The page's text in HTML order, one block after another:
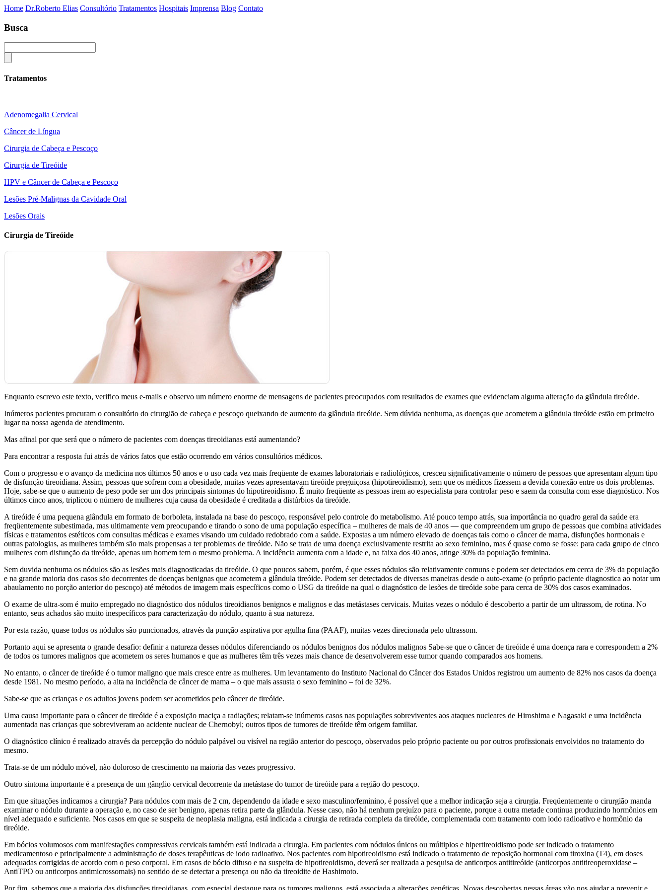
Home Dr.Roberto Elias Consultório Tratamentos Hospitais Imprensa Blog Contato
Busca
Tratamentos
Adenomegalia Cervical
Câncer de Língua
Cirurgia de Cabeça e Pescoço
Cirurgia de Tireóide
HPV e Câncer de Cabeça e Pescoço
Lesões Pré-Malignas da Cavidade Oral
Lesões Orais
Cirurgia de Tireóide
Enquanto escrevo este texto, verifico meus e-mails e observo um número enorme de mensagens de pacientes preocupados com resultados de exames que evidenciam alguma alteração da glândula tireóide.
Inúmeros pacientes procuram o consultório do cirurgião de cabeça e pescoço queixando de aumento da glândula tireóide. Sem dúvida nenhuma, as doenças que acometem a glândula tireóide estão em primeiro
lugar na nossa agenda de atendimento.
Mas afinal por que será que o número de pacientes com doenças tireoidianas está aumentando?
Para encontrar a resposta fui atrás de vários fatos que estão ocorrendo em vários consultórios médicos.
Com o progresso e o avanço da medicina nos últimos 50 anos e o uso cada vez mais freqüente de exames laboratoriais e radiológicos, cresceu significativamente o número de pessoas que apresentam algum tipo
de disfunção tireoidiana. Assim, pessoas que sofrem com a obesidade, muitas vezes apresentavam tireóide preguiçosa (hipotireoidismo), sem que os médicos fizessem a devida conexão entre os dois problemas.
Hoje, sabe-se que o aumento de peso pode ser um dos principais sintomas do hipotireoidismo. É muito freqüente as pessoas irem ao especialista para controlar peso e saem da consulta com esse diagnóstico. Nos
últimos cinco anos, triplicou o número de mulheres cuja causa da obesidade é creditada a distúrbios da tireóide.
A tireóide é uma pequena glândula em formato de borboleta, instalada na base do pescoço, responsável pelo controle do metabolismo. Até pouco tempo atrás, sua importância no quadro geral da saúde era
freqüentemente subestimada, mas ultimamente vem preocupando e tirando o sono de uma população específica – mulheres de mais de 40 anos — que compreendem um grupo de pessoas que combina atividades
físicas e tratamentos estéticos com consultas médicas e exames visando um cuidado redobrado com a saúde. Expostas a um número elevado de doenças tais como o câncer de mama, disfunções hormonais e
outras patologias, as mulheres também são mais propensas a ter problemas de tireóide. Não se trata de uma doença exclusivamente restrita ao sexo feminino, mas é quase como se fosse: para cada grupo de cinco
mulheres com disfunção da tireóide, apenas um homem tem o mesmo problema. A incidência aumenta com a idade e, na faixa dos 40 anos, atinge 30% da população feminina.
Sem duvida nenhuma os nódulos são as lesões mais diagnosticadas da tireóide. O que poucos sabem, porém, é que esses nódulos são relativamente comuns e podem ser detectados em cerca de 3% da população
e na grande maioria dos casos são decorrentes de doenças benignas que acometem a glândula tireóide. Podem ser detectados de diversas maneiras desde o auto-exame (o próprio paciente diagnostica ao notar um
abaulamento no porção anterior do pescoço) até métodos de imagem mais específicos como o USG da tireóide na qual o diagnóstico de lesões de tireóide sobe para cerca de 30% dos casos examinados.
O exame de ultra-som é muito empregado no diagnóstico dos nódulos tireoidianos benignos e malignos e das metástases cervicais. Muitas vezes o nódulo é descoberto a partir de um ultrassom, de rotina. No
entanto, seus achados são muito inespecíficos para caracterização do nódulo, quanto à sua natureza.
Por esta razão, quase todos os nódulos são puncionados, através da punção aspirativa por agulha fina (PAAF), muitas vezes direcionada pelo ultrassom.
Portanto aqui se apresenta o grande desafio: definir a natureza desses nódulos diferenciando os nódulos benignos dos nódulos malignos Sabe-se que o câncer de tireóide é uma doença rara e correspondem a 2%
de todos os tumores malignos que acometem os seres humanos e que as mulheres têm três vezes mais chance de desenvolverem esse tumor quando comparados aos homens.
No entanto, o câncer de tireóide é o tumor maligno que mais cresce entre as mulheres. Um levantamento do Instituto Nacional do Câncer dos Estados Unidos registrou um aumento de 82% nos casos da doença
desde 1981. No mesmo período, a alta na incidência de câncer de mama – o que mais assusta o sexo feminino – foi de 32%.
Sabe-se que as crianças e os adultos jovens podem ser acometidos pelo câncer de tireóide.
Uma causa importante para o câncer de tireóide é a exposição maciça a radiações; relatam-se inúmeros casos nas populações sobreviventes aos ataques nucleares de Hiroshima e Nagasaki e uma incidência
aumentada nas crianças que sobreviveram ao acidente nuclear de Chernobyl; outros tipos de tumores de tireóide têm origem familiar.
O diagnóstico clínico é realizado através da percepção do nódulo palpável ou visível na região anterior do pescoço, observados pelo próprio paciente ou por outros profissionais envolvidos no tratamento do
mesmo.
Trata-se de um nódulo móvel, não doloroso de crescimento na maioria das vezes progressivo.
Outro sintoma importante é a presença de um gânglio cervical decorrente da metástase do tumor de tireóide para a região do pescoço.
Em que situações indicamos a cirurgia? Para nódulos com mais de 2 cm, dependendo da idade e sexo masculino/feminino, é possível que a melhor indicação seja a cirurgia. Freqüentemente o cirurgião manda
examinar o nódulo durante a operação e, no caso de ser benigno, apenas retira parte da glândula. Nesse caso, não há nenhum prejuízo para o paciente, porque a outra metade continua produzindo hormônios em
nível adequado e suficiente. Nos casos em que se suspeita de neoplasia maligna, está indicada a cirurgia de retirada completa da tireóide, complementada com tratamento com iodo radioativo e hormônio da
tireóide.
Em bócios volumosos com manifestações compressivas cervicais também está indicada a cirurgia. Em pacientes com nódulos únicos ou múltiplos e hipertireoidismo pode ser indicado o tratamento
medicamentoso e principalmente a administração de doses terapêuticas de iodo radioativo. Nos pacientes com hipotireoidismo está indicado o tratamento de reposição hormonal com tiroxina (T4), em doses
adequadas corrigidas de acordo com o peso corporal. Em casos de bócio difuso e na suspeita de hipotireoidismo, deverá ser realizada a pesquisa de anticorpos antitireóide (anticorpos antitireoperoxidase –
AntiTPO ou anticorpos antimicrossomais) no sentido de se detectar a presença ou não da tireoidite de Hashimoto.
Por fim, sabemos que a maioria das disfunções tireoidianas, com especial destaque para os tumores malignos, está associada a alterações genéticas. Novas descobertas nessas áreas vão nos ajudar a prevenir e